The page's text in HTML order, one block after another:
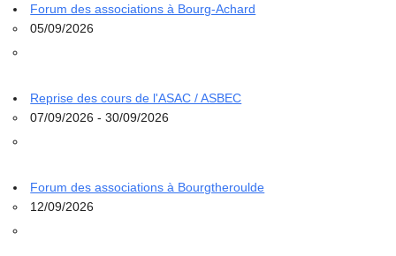
Forum des associations à Bourg-Achard
05/09/2026
Reprise des cours de l'ASAC / ASBEC
07/09/2026 - 30/09/2026
Forum des associations à Bourgtheroulde
12/09/2026